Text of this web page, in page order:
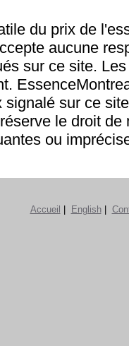
du prix de
aucune
sur ce site.
sur ce
le droit de
ou
Accueil English|